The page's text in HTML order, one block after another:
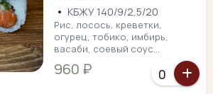
• КБЖУ 140/9/2,5/20
Рис, лосось, креветки,
огурец, тобико, имбирь,
васаби, соевый соус...
960 ₽